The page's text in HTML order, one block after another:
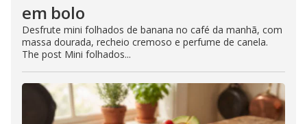
em bolo
Desfrute mini folhados de banana no café da manhã, com
massa dourada, recheio cremoso e perfume de canela.
The post Mini folhados...